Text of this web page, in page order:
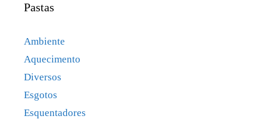
Pastas
Ambiente
Aquecimento
Diversos
Esgotos
Esquentadores